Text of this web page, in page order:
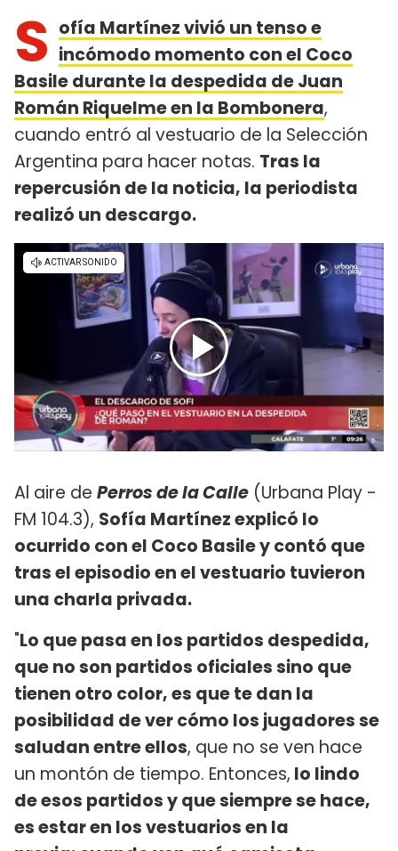
S ofía Martínez vivió un tenso e
incómodo momento con el Coco
Basile durante la despedida de Juan
Román Riquelme en la Bombonera,
cuando entró al vestuario de la Selección
Argentina para hacer notas. Tras la
repercusión de la noticia, la periodista
realizó un descargo.
Al aire de Perros de la Calle (Urbana Play -
FM 104.3), Sofía Martínez explicó lo
ocurrido con el Coco Basile y contó que
tras el episodio en el vestuario tuvieron
una charla privada.
"Lo que pasa en los partidos despedida,
que no son partidos oficiales sino que
tienen otro color, es que te dan la
posibilidad de ver cómo los jugadores se
saludan entre ellos, que no se ven hace
un montón de tiempo. Entonces, lo lindo
de esos partidos y que siempre se hace,
es estar en los vestuarios en la